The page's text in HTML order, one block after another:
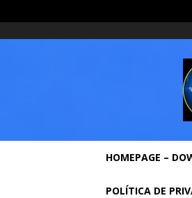
HOMEPAGE –
POLÍTICA DE